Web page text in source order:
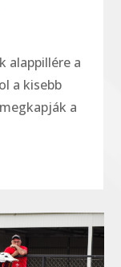
alappillére a
a kisebb
a